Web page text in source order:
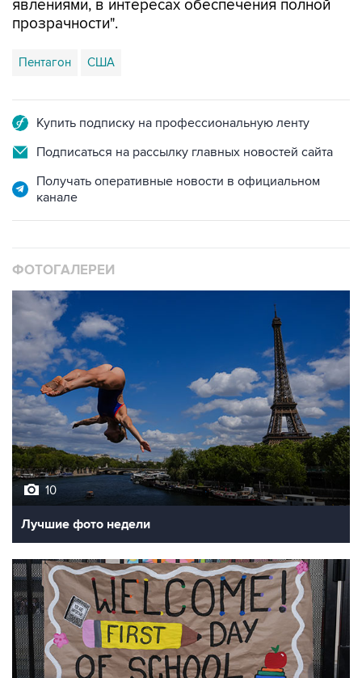
Пентагон США
Подписаться на рассылку главных новостей сайта
Получать оперативные новости в официальном
10
Лучшие фото недели